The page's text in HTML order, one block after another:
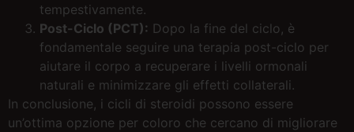
tempestivamente.
Post-Ciclo (PCT): Dopo la fine del ciclo, è
fondamentale seguire una terapia post-ciclo per
aiutare il corpo a recuperare i livelli ormonali
naturali e minimizzare gli effetti collaterali.
In conclusione, i cicli di steroidi possono essere
un’ottima opzione per coloro che cercano di migliorare